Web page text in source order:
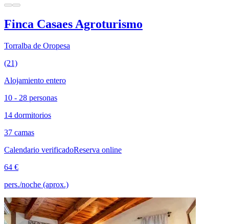
Finca Casaes Agroturismo
Torralba de Oropesa
(21)
Alojamiento entero
10 - 28 personas
14 dormitorios
37 camas
Calendario verificadoReserva online
64 €
pers./noche (aprox.)